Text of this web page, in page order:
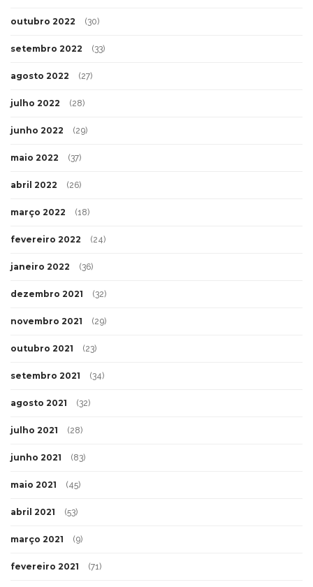
outubro 2022 (30)
setembro 2022 (33)
agosto 2022 (27)
julho 2022 (28)
junho 2022 (29)
maio 2022 (37)
abril 2022 (26)
março 2022 (18)
fevereiro 2022 (24)
janeiro 2022 (36)
dezembro 2021 (32)
novembro 2021 (29)
outubro 2021 (23)
setembro 2021 (34)
agosto 2021 (32)
julho 2021 (28)
junho 2021 (83)
maio 2021 (45)
abril 2021 (53)
março 2021 (9)
fevereiro 2021 (71)